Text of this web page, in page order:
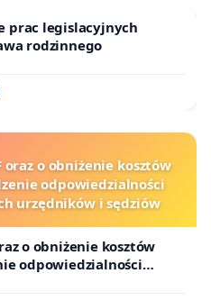
naszej profesji podjął
likwidatora Radia
w redakcji nazywa
medialnym”. Pisze, że
ma być adresowany
Z, odpowiadać na ich
poruszać kluczowe dla
AI może wpływać na to,
prac legislacyjnych
rodzinnego
oraz o obniżenie kosztów
odpowiedzialności
urzędników i sędziów
o obniżenie kosztów
odpowiedzialności
i sędziów